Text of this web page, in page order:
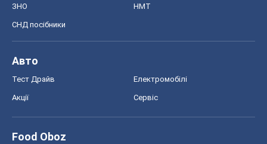
ЗНО НМТ
СНД посібники
Авто
Тест Драйв Електромобілі
Акції Сервіс
Food Oboz